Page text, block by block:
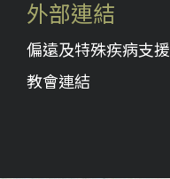
外部連結
偏遠及特殊疾病支援
教會連結